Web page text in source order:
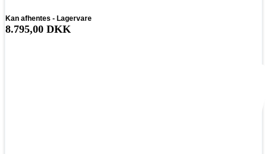
Kan afhentes - Lagervare
8.795,00 DKK